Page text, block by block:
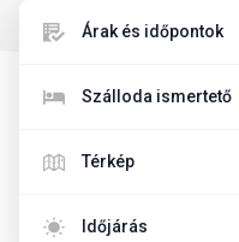
Árak és időpontok
Szálloda ismertető
Térkép
Időjárás